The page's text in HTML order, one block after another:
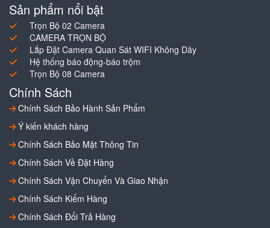
Sản phẩm nổi bật
Trọn Bộ 02 Camera
CAMERA TRỌN BỘ
Lắp Đặt Camera Quan Sát WIFI Không Dây
Hệ thống báo động-báo trộm
Trọn Bộ 08 Camera
Chính Sách
Chính Sách Bảo Hành Sản Phẩm
Ý kiến khách hàng
Chính Sách Bảo Mật Thông Tin
Chính Sách Về Đặt Hàng
Chính Sách Vận Chuyển Và Giao Nhận
Chính Sách Kiểm Hàng
Chính Sách Đổi Trả Hàng